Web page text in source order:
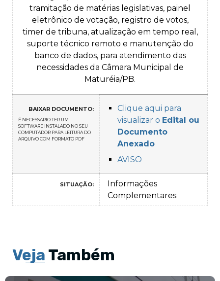
tramitação de matérias legislativas, painel
eletrônico de votação, registro de votos,
timer de tribuna, atualização em tempo real,
suporte técnico remoto e manutenção do
banco de dados, para atendimento das
necessidades da Câmara Municipal de
Maturéia/PB.
BAIXAR DOCUMENTO:
É NECESSARIO TER UM
SOFTWARE INSTALADO NO SEU
COMPUTADOR PARA LEITURA DO
ARQUIVO COM FORMATO PDF
Clique aqui para
visualizar o Edital ou
Documento
Anexado
AVISO
SITUAÇÃO:
Informações
Complementares
Veja Também